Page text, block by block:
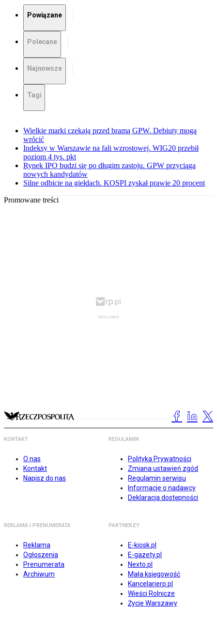
Powiązane
Polecane
Najnowsze
Tagi
Wielkie marki czekają przed bramą GPW. Debiuty mogą
wrócić
Indeksy w Warszawie na fali wzrostowej. WIG20 przebił
poziom 4 tys. pkt
Rynek IPO budzi się po długim zastoju. GPW przyciąga
nowych kandydatów
Silne odbicie na giełdach. KOSPI zyskał prawie 20 procent
Promowane treści
KONTAKT
O nas
Kontakt
Napisz do nas
REGULAMIN
Polityka Prywatności
Zmiana ustawień zgód
Regulamin serwisu
Informacje o nadawcy
Deklaracja dostępności
REKLAMA I PRENUMERATA
Reklama
Ogłoszenia
Prenumerata
Archiwum
PARTNERZY
E-kiosk.pl
E-gazety.pl
Nexto.pl
Mała księgowość
Kancelarierp.pl
Wieści Rolnicze
Życie Warszawy